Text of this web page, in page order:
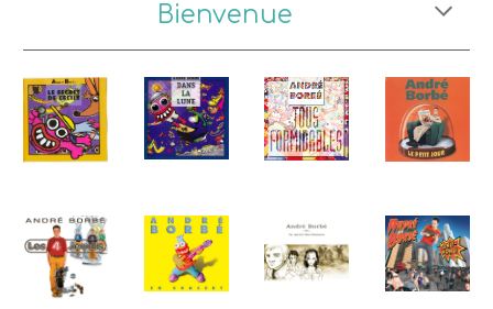
Bienvenue